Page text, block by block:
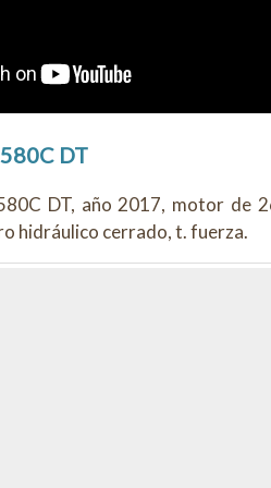
DT
DT, año 2017, motor de
hidráulico cerrado, t. fuerza.